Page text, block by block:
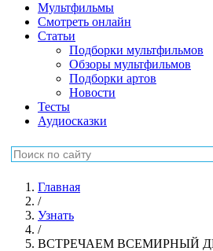
Мультфильмы
Смотреть онлайн
Статьи
Подборки мультфильмов
Обзоры мультфильмов
Подборки артов
Новости
Тесты
Аудиосказки
Главная
/
Узнать
/
ВСТРЕЧАЕМ ВСЕМИРНЫЙ